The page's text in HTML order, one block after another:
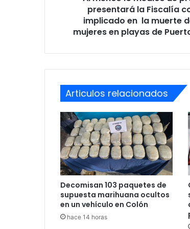
implicado
mujeres
playas
de
Puerto
Cortés
presentará la Fiscalía
implicado en la muerte
mujeres en playas de
Articulos relacionados
Decomisan 103 paquetes de
supuesta marihuana ocultos
en un vehículo en Colón
hace 14 horas